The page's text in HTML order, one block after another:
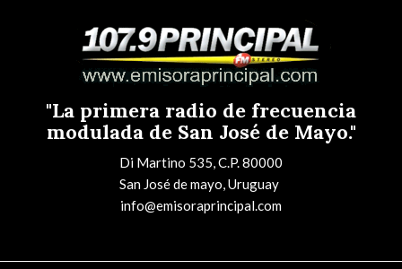
"La primera radio de frecuencia
modulada de San José de Mayo."
Di Martino 535, C.P. 80000
San José de mayo, Uruguay
info@emisoraprincipal.com